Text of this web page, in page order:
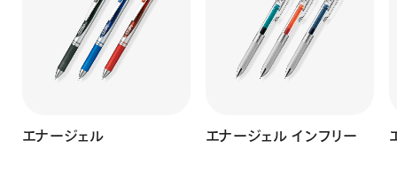
エナージェル エナージェル インフリー